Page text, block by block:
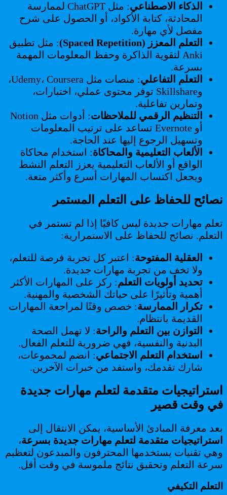
الذكاء الاصطناعي
: مثل ChatGPT لممارسة
المحادثة، كتابة الأكواد، أو الحصول على شرح
مفصل لأي مهارة.
التعلم المعزز (Spaced Repetition)
: مثل تطبيق
Anki لتقوية الذاكرة وحفظ المعلومات المهمة
بسرعة.
التعلم التفاعلي
: منصات مثل Udemy، Coursera،
وSkillshare توفر محتوى عملي، اختبارات،
وتمارين تفاعلية.
التنظيم الرقمي للملاحظات
: أدوات مثل Notion
أو Evernote تساعد على ترتيب المعلومات
وتسهيل الرجوع إليها عند الحاجة.
الألعاب التعليمية والمحاكاة: استخدام محاكاة
الواقع أو الألعاب التعليمية يعزز التعلم النشط
ويجعل اكتساب المهارات أسرع وأكثر متعة.
نصائح للحفاظ على التعلم المستمر
تعلم مهارات جديدة ليس كافيًا إذا لم تستمر في
التعلم. نصائح للحفاظ على الاستمرارية:
العقلية المفتوحة: اعتبر كل تجربة فرصة للتعلم،
ولا تخف من تجربة مهارات جديدة.
تحديد أولويات التعلم: ركز على المهارات الأكثر
أهمية وتأثيرًا على حياتك الشخصية والمهنية.
تكرار الممارسة: خصص وقتًا لمراجعة المهارات
القديمة بانتظام.
التوازن بين التعلم والراحة: لا تهمل الصحة
البدنية والنفسية، فهي ضرورية للتعلم الفعال.
استخدام التعلم الاجتماعي: انضم لمجموعات،
شارك تقدمك، واستفد من خبرات الآخرين.
استراتيجيات متقدمة لتعلم مهارات جديدة
في وقت قصير
بعد معرفة المبادئ الأساسية، يمكن الانتقال إلى
استراتيجيات متقدمة لتعلم مهارات جديدة بسرعة،
وهي تقنيات يستخدمها المحترفون والمبدعون لتعظيم
سرعة التعلم وتحقيق نتائج ملموسة في وقت أقل.
التعلم التكيفي